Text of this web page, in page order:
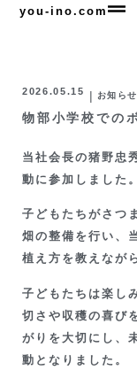
you-ino.com
物部小学校での
2026.05.15 | お知らせ
当社会長の猪野忠
動に参加しました。
子どもたちがさつ
畑の整備を行い、
植え方を教えなが
子どもたちは楽し
切さや収穫の喜び
がりを大切にし、
動となりました。